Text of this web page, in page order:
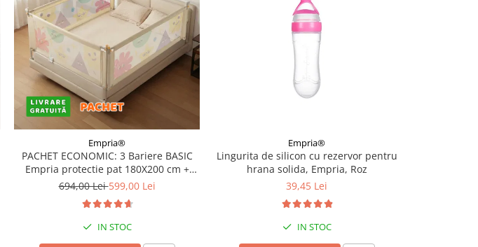
Empria®
PACHET ECONOMIC: 3 Bariere BASIC
Empria protectie pat 180X200 cm +
bara stabilizatoare
694,00 Lei599,00 Lei
IN STOC
Empria®
Lingurita de silicon cu rezervor pentru
hrana solida, Empria, Roz
39,45 Lei
IN STOC